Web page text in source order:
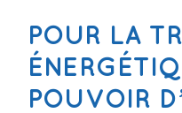
POUR LA
POUVOIR